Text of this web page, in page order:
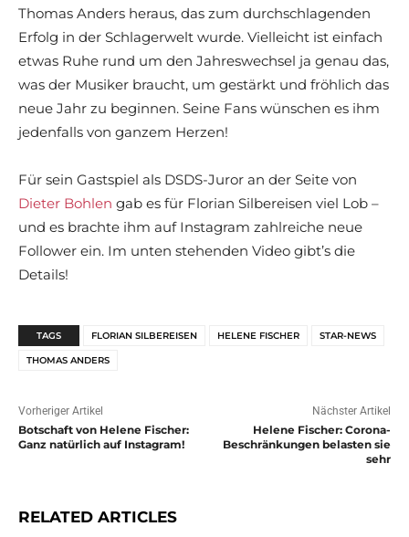
Thomas Anders heraus, das zum durchschlagenden
Erfolg in der Schlagerwelt wurde. Vielleicht ist einfach
etwas Ruhe rund um den Jahreswechsel ja genau das,
was der Musiker braucht, um gestärkt und fröhlich das
neue Jahr zu beginnen. Seine Fans wünschen es ihm
jedenfalls von ganzem Herzen!
Für sein Gastspiel als DSDS-Juror an der Seite von
Dieter Bohlen gab es für Florian Silbereisen viel Lob –
und es brachte ihm auf Instagram zahlreiche neue
Follower ein. Im unten stehenden Video gibt’s die
Details!
TAGS FLORIAN SILBEREISEN HELENE FISCHER STAR-NEWS
THOMAS ANDERS
Vorheriger Artikel
Botschaft von Helene Fischer:
Ganz natürlich auf Instagram!
Nächster Artikel
Helene Fischer: Corona-
Beschränkungen belasten sie
sehr
RELATED ARTICLES